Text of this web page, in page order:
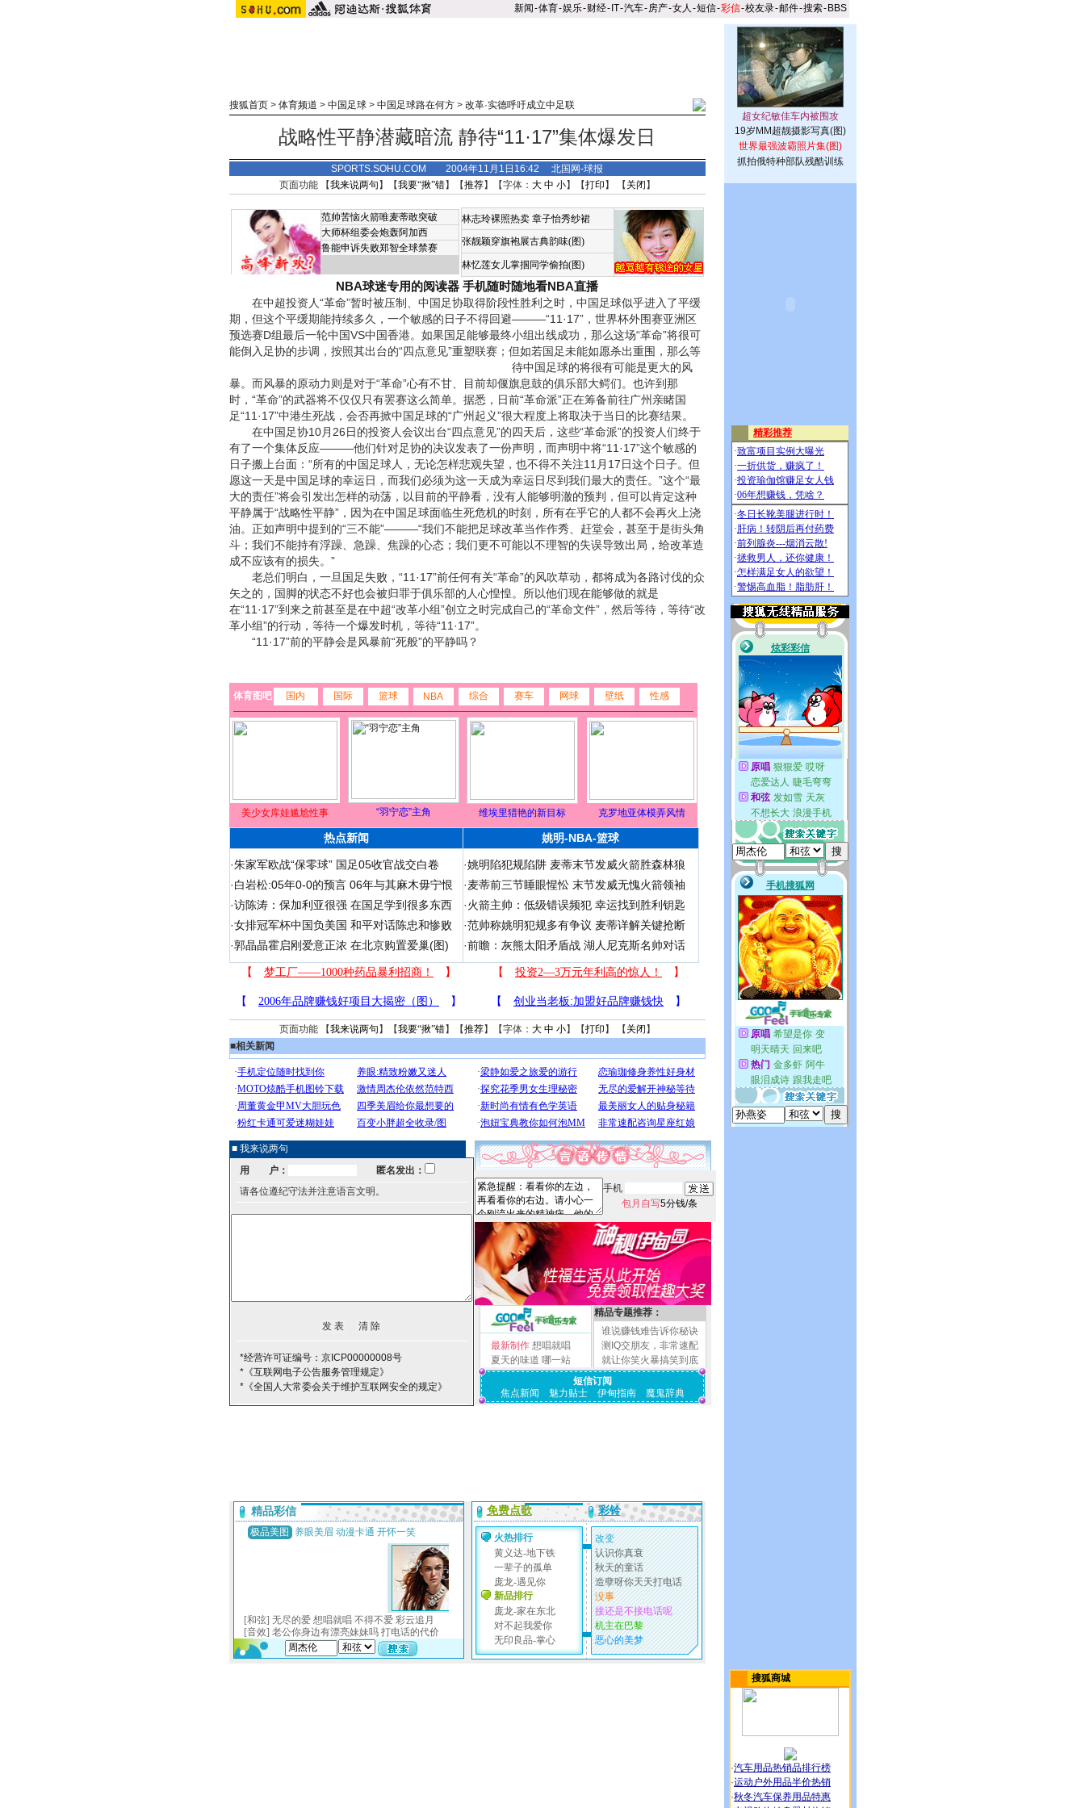
新闻-体育-娱乐-财经- IT-汽车-房产-女人 -短信-彩信-校友录-邮件-搜索- BBS
搜狐首页> 体育频道 > 中国足球> 中国足球路在何方> 改革·实德呼吁成立中足联
战略性平静潜藏暗流 静待“11·17”集体爆发日
SPORTS.SOHU.COM 2004年11月1日16:42 北国网-球报
页面功能 【我来说两句 】【我要“揪”错】【推荐】【字体： 大 中 小】【打印 】 【 关闭 】
范帅苦恼火箭唯麦蒂敢突破
大师杯组委会炮轰阿加西
鲁能申诉失败郑智全球禁赛
林志玲裸照热卖 章子怡秀纱裙
张靓颖穿旗袍展古典韵味(图)
林忆莲女儿掌掴同学偷拍(图)
NBA球迷专用的阅读器 手机随时随地看NBA直播
在中超投资人“革命”暂时被压制、中国足协取得阶段性胜利之时，中国足球似乎进入了平缓
期，但这个平缓期能持续多久，一个敏感的日子不得回避———“11·17”，世界杯外围赛亚洲区
预选赛D组最后一轮中国VS中国香港。如果国足能够最终小组出线成功，那么这场“革命”将很可
能倒入足协的步调，按照其出台的“四点意见”重塑联赛；但如若国足未能如愿杀出重围， 那么等
待中国足球的将很有可能是更大的风
暴。而风暴的原动力则是对于“革命”心有不甘、目前却偃旗息鼓的俱乐部大鳄们。也许到那
时，“革命”的武器将不仅仅只有罢赛这么简单。据悉，日前“革命派”正在筹备前往广州亲睹国
足“11·17”中港生死战，会否再掀中国足球的“广州起义”很大程度上将取决于当日的比赛结果。
在中国足协10月26日的投资人会议出台“四点意见”的四天后，这些“革命派”的投资人们终于
有了一个集体反应———他们针对足协的决议发表了一份声明，而声明中将“11·17”这个敏感的
日子搬上台面：“所有的中国足球人，无论怎样悲观失望，也不得不关注11月17日这个日子。但
愿这一天是中国足球的幸运日，而我们必须为这一天成为幸运日尽到我们最大的责任。”这个“最
大的责任”将会引发出怎样的动荡，以目前的平静看，没有人能够明澈的预判，但可以肯定这种
平静属于“战略性平静”，因为在中国足球面临生死危机的时刻，所有在乎它的人都不会再火上浇
油。正如声明中提到的“三不能”———“我们不能把足球改革当作作秀、赶堂会，甚至于是街头角
斗；我们不能持有浮躁、急躁、焦躁的心态；我们更不可能以不理智的失误导致出局，给改革造
成不应该有的损失。”
老总们明白，一旦国足失败，“11·17”前任何有关“革命”的风吹草动，都将成为各路讨伐的众
矢之的，国脚的状态不好也会被归罪于俱乐部的人心惶惶。所以他们现在能够做的就是
在“11·17”到来之前甚至是在中超“改革小组”创立之时完成自己的“革命文件”，然后等待，等待“改
革小组”的行动，等待一个爆发时机，等待“11·17”。
“11·17”前的平静会是风暴前“死般”的平静吗？
体育图吧 国内 国际 篮球 NBA 综合 赛车 网球 壁纸 性感
美少女库娃尴尬性事 “羽宁恋”主角 维埃里猎艳的新目标 克罗地亚体模弄风情
热点新闻 姚明-NBA-篮球
·朱家军欧战“保零球” 国足05收官战交白卷
·白岩松:05年0-0的预言 06年与其麻木毋宁恨
·访陈涛：保加利亚很强 在国足学到很多东西
·女排冠军杯中国负美国 和平对话陈忠和惨败
·郭晶晶霍启刚爱意正浓 在北京购置爱巢(图)
·姚明陷犯规陷阱 麦蒂末节发威火箭胜森林狼
·麦蒂前三节睡眼惺忪 末节发威无愧火箭领袖
·火箭主帅：低级错误频犯 幸运找到胜利钥匙
·范帅称姚明犯规多有争议 麦蒂详解关键抢断
·前瞻：灰熊太阳矛盾战 湖人尼克斯名帅对话
页面功能 【我来说两句 】【我要“揪”错】【推荐】【字体： 大 中 小】【打印 】 【 关闭 】
■相关新闻
■ 我来说两句
用 户：
匿名发出：
请各位遵纪守法并注意语言文明。
*经营许可证编号：京ICP00000008号
*《互联网电子公告服务管理规定》
*《全国人大常委会关于维护互联网安全的规定》
手机
包月自写5分钱/条
最新制作 想唱就唱
夏天的味道 哪一站
精品专题推荐：
谁说赚钱难告诉你秘诀
测IQ交朋友，非常速配
就让你笑火暴搞笑到底
短信订阅
焦点新闻
魅力贴士 伊甸指南 魔鬼辞典
19岁MM超靓摄影写真(图)
世界最强波霸照片集(图)
抓拍俄特种部队残酷训练
搜狐商城
·汽车用品热销品排行榜
·运动户外用品半价热销
·秋冬汽车保养用品特惠